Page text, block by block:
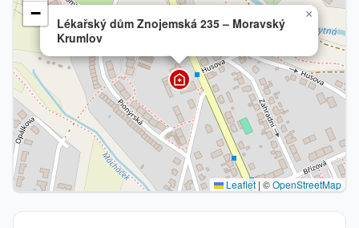
Lékařský dům Znojemská 235 – Moravský
Krumlov
×
−
Leaflet | ©OpenStreetMap